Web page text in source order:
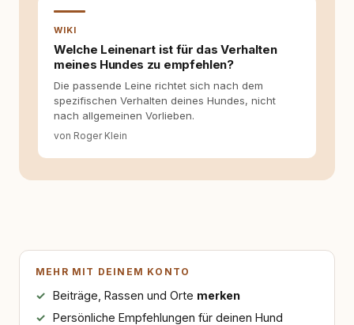
WIKI
Welche Leinenart ist für das Verhalten
meines Hundes zu empfehlen?
Die passende Leine richtet sich nach dem
spezifischen Verhalten deines Hundes, nicht
nach allgemeinen Vorlieben.
von Roger Klein
MEHR MIT DEINEM KONTO
Beiträge, Rassen und Orte merken
Persönliche Empfehlungen für deinen Hund